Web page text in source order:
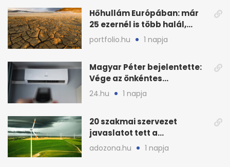
Hőhullám Európában: már
25 ezernél is több halál,
folytatódhat
portfolio.hu 1 napja
Magyar Péter bejelentette:
Vége az önkéntes
fogyasztáscsökkentésnek
24.hu 1 napja
20 szakmai szervezet
javaslatot tett a
fenntartható szélenergia-
adozona.hu 1 napja